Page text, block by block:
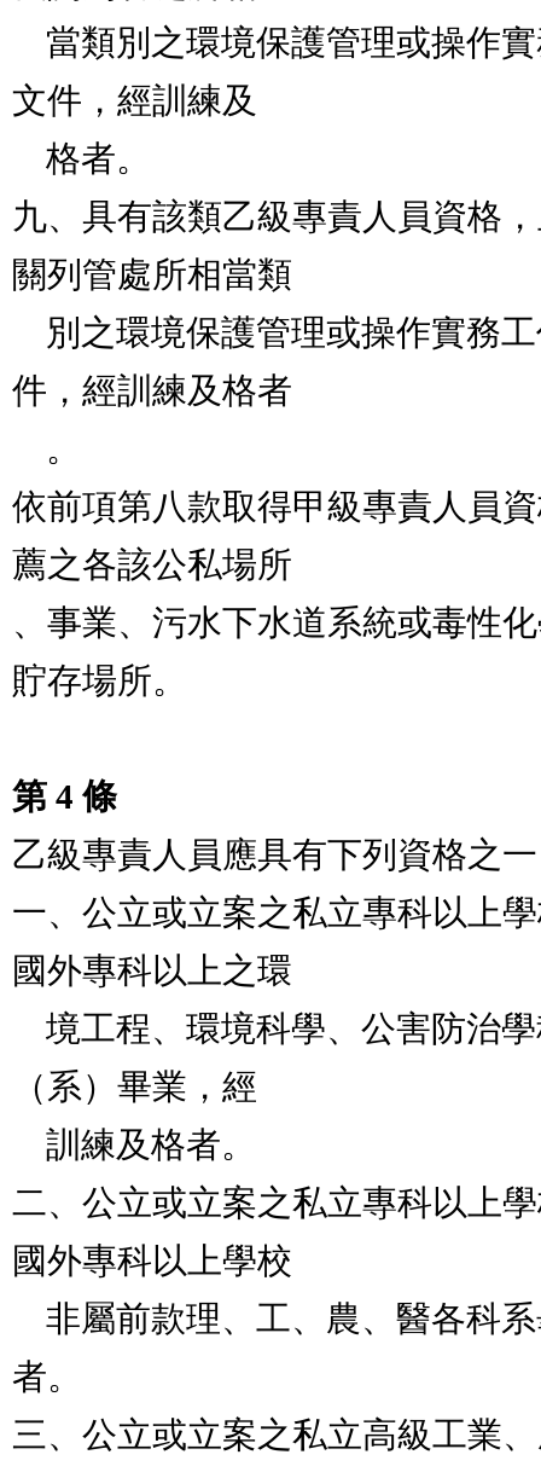
文件，經訓練及
九、具有該類乙級專責人員資格
關列管處所相當類
件，經訓練及格者
依前項第八款取得甲級專責人員
薦之各該公私場所
、事業、污水下水道系統或毒性
貯存場所。
第 4 條
乙級專責人員應具有下列資格之
一、公立或立案之私立專科以上
國外專科以上之環
（系）畢業，經
二、公立或立案之私立專科以上
國外專科以上學校
者。
三、公立或立案之私立高級工業